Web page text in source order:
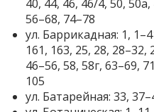
40, 44, 46, 46/4, 50,
56–68, 74–78
ул. Баррикадная: 1,
161, 163, 25, 28, 28–32,
46–56, 58, 58г, 63–69,
105
ул. Батарейная: 33,